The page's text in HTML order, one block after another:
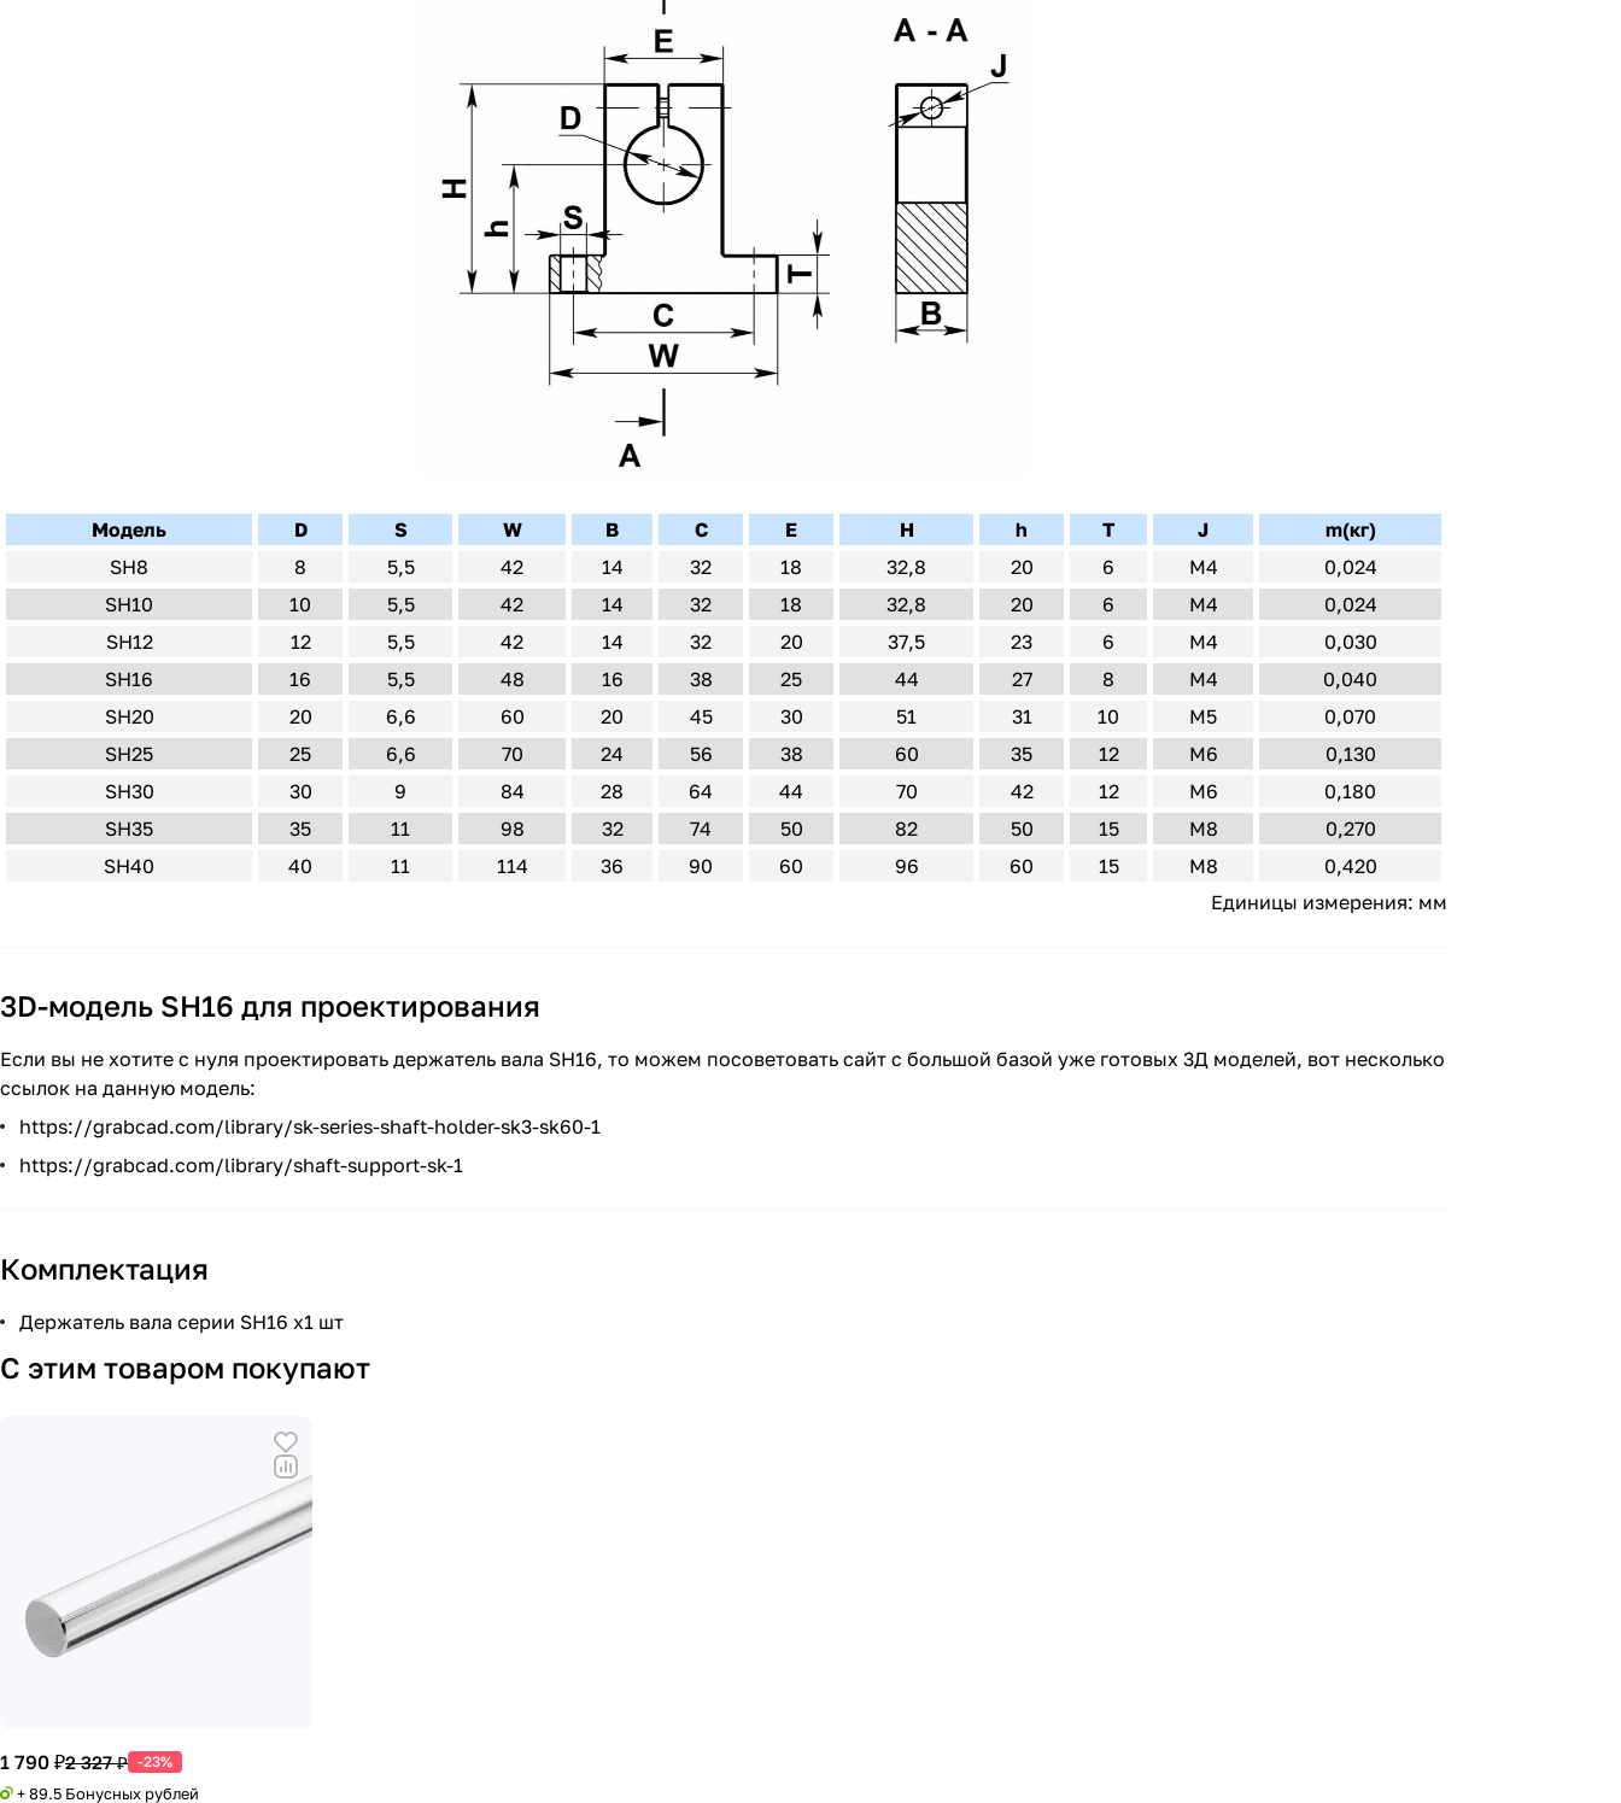
Модель D S W B C E H h T J
m(кг)
SH8
8 5,5 42 14 32 18 32,8 20 6 M4
0,024
SH10
10 5,5 42 14 32 18 32,8 20 6 M4
0,024
SH12
12 5,5 42 14 32 20 37,5 23 6 M4
0,030
SH16
16 5,5 48 16 38 25 44 27 8 M4
0,040
SH20
20 6,6 60 20 45 30 51 31 10 M5
0,070
SH25
25 6,6 70 24 56 38 60 35 12 M6
0,130
SH30
30 9 84 28 64 44 70 42 12 M6
0,180
SH35
35 11 98 32 74 50 82 50 15 M8
0,270
SH40
40 11 114 36 90 60 96 60 15 M8
0,420
Единицы измерения: мм
3D-модель SH16 для проектирования
Если вы не хотите с нуля проектировать держатель вала SH16, то можем посоветовать сайт с большой базой уже готовых 3Д моделей, вот несколько
ссылок на данную модель:
https://grabcad.com/library/sk-series-shaft-holder-sk3-sk60-1
https://grabcad.com/library/shaft-support-sk-1
Комплектация
Держатель вала серии SH16 х1 шт
С этим товаром покупают
1 790 ₽2 327 ₽ -23%
+ 89.5 Бонусных рублей